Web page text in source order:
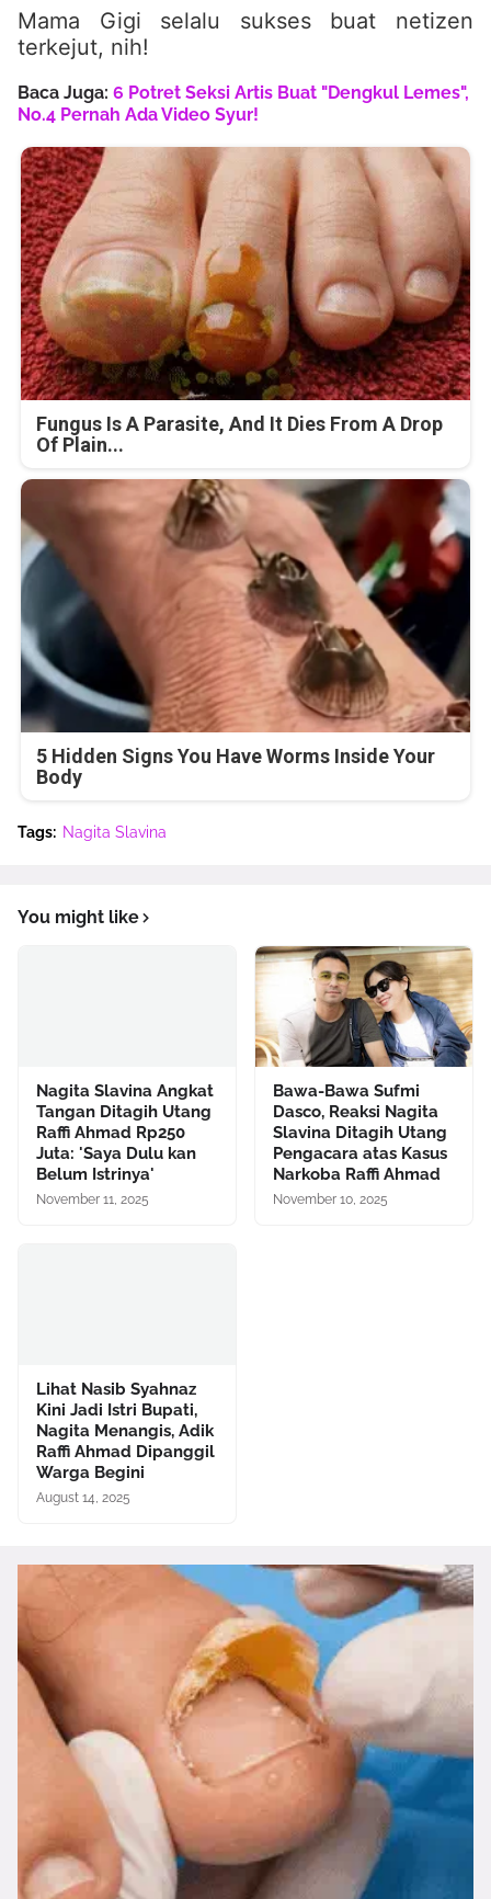
Mama Gigi selalu sukses buat netizen
terkejut, nih!
Baca Juga: 6 Potret Seksi Artis Buat "Dengkul Lemes",
No.4 Pernah Ada Video Syur!
Fungus Is A Parasite, And It Dies From A Drop
Of Plain...
5 Hidden Signs You Have Worms Inside Your
Body
Tags: Nagita Slavina
You might like
Nagita Slavina Angkat
Tangan Ditagih Utang
Raffi Ahmad Rp250
Juta: 'Saya Dulu kan
Belum Istrinya'
November 11, 2025
Bawa-Bawa Sufmi
Dasco, Reaksi Nagita
Slavina Ditagih Utang
Pengacara atas Kasus
Narkoba Raffi Ahmad
November 10, 2025
Lihat Nasib Syahnaz
Kini Jadi Istri Bupati,
Nagita Menangis, Adik
Raffi Ahmad Dipanggil
Warga Begini
August 14, 2025